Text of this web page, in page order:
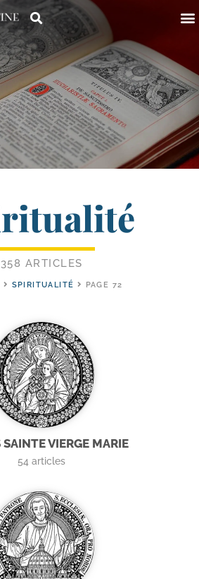
358 ARTICLES
SPIRITUALITÉ PAGE 72
SAINTE VIERGE MARIE
54 articles